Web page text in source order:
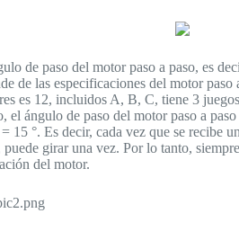
de paso del motor paso a paso, es
de las especificaciones del motor
es 12, incluidos A, B, C, tiene 3
el ángulo de paso del motor paso a
15 °. Es decir, cada vez que se recibe
puede girar una vez. Por lo tanto,
del motor.